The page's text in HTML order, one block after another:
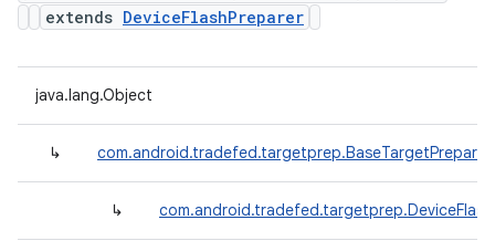
extends DeviceFlashPreparer
java.lang.Object
↳ com.android.tradefed.targetprep.BaseTargetPreparer
↳